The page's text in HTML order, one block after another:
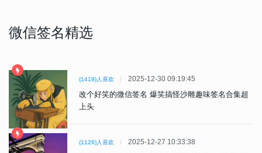
微信签名精选
(1419)人喜欢 2025-12-30 09:19:45
改个好笑的微信签名 爆笑搞怪沙雕趣味签名合集超
上头
(1126)人喜欢 2025-12-27 10:33:38